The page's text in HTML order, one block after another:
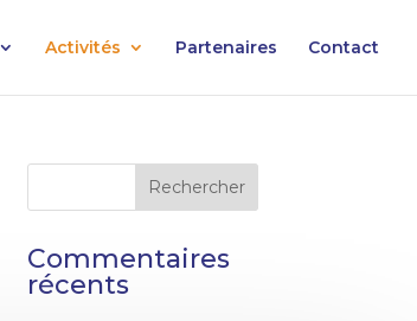
Activités Partenaires Contact
Commentaires
récents